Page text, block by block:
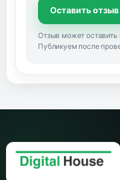
Оставить отзыв
Отзыв может оставить
Публикуем после